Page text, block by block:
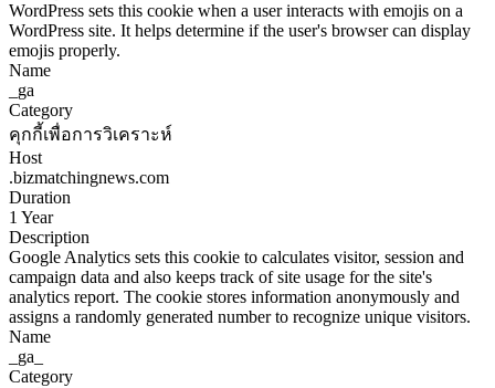
WordPress sets this cookie when a user interacts with emojis on a
WordPress site. It helps determine if the user's browser can display
emojis properly.
Name
_ga
Category
คุกกี้เพื่อการวิเคราะห์
Host
.bizmatchingnews.com
Duration
1 Year
Description
Google Analytics sets this cookie to calculates visitor, session and
campaign data and also keeps track of site usage for the site's
analytics report. The cookie stores information anonymously and
assigns a randomly generated number to recognize unique visitors.
Name
_ga_
Category